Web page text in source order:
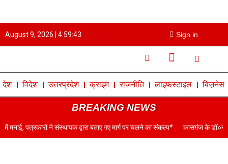
August 9, 2026 | 4:59:44 Sign in
देश विदेश उत्तरप्रदेश क्राइम राजनीति लाइफस्टाइल बिज़नेस
BREAKING NEWS
संस्थापक द्वारा बताए गए मार्ग पर चलने का संकल्प* कासगंज के डॉ०नरेंद्र सिंह परमार बने